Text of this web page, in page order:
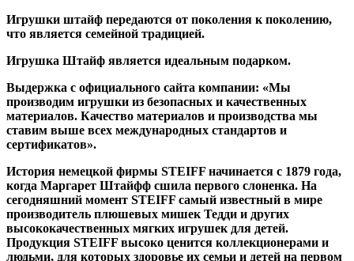
Игрушки штайф передаются от поколения к поколению,
что является семейной традицией.
Игрушка Штайф является идеальным подарком.
Выдержка с официального сайта компании: «Мы
производим игрушки из безопасных и качественных
материалов. Качество материалов и производства мы
ставим выше всех международных стандартов и
сертификатов».
История немецкой фирмы STEIFF начинается с 1879 года,
когда Маргарет Штайфф сшила первого слоненка. На
сегодняшний момент STEIFF самый известный в мире
производитель плюшевых мишек Тедди и других
высококачественных мягких игрушек для детей.
Продукция STEIFF высоко ценится коллекционерами и
людьми, для которых здоровье их семьи и детей на первом